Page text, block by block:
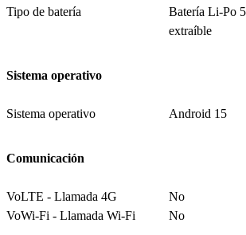
Tipo de batería
Batería Li-Po
extraíble
Sistema operativo
Sistema operativo Android 15
Comunicación
VoLTE - Llamada 4G
No
VoWi-Fi - Llamada Wi-Fi
No